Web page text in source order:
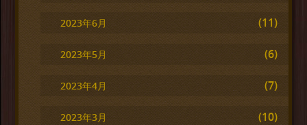
2023年6月 (11)
2023年5月 (6)
2023年4月 (7)
2023年3月 (10)